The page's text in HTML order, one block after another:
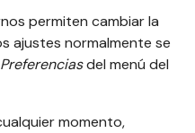
permiten cambiar la
ajustes normalmente se
Preferenciasdel menú del
momento,